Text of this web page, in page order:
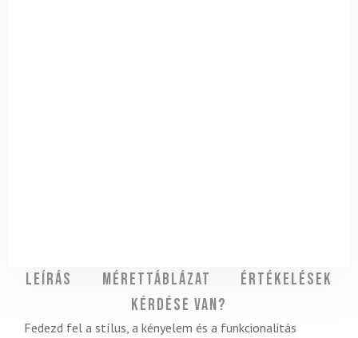
Leírás Mérettáblázat
Értékelések
Kérdése van?
Fedezd fel a stílus, a kényelem és a funkcionalitás